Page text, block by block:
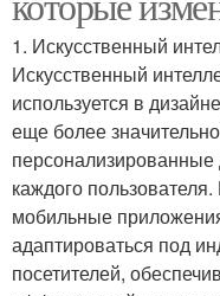
1. Искусственный
Искусственный
используется в
еще более
персонализированные
каждого
мобильные
адаптироваться под
посетителей,